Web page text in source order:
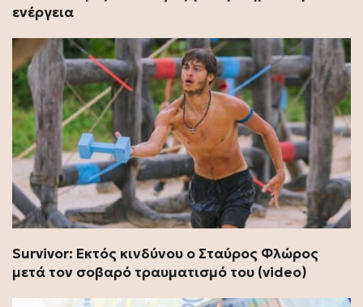
ενέργεια
Survivor: Εκτός κινδύνου ο Σταύρος Φλώρος
μετά τον σοβαρό τραυματισμό του (video)